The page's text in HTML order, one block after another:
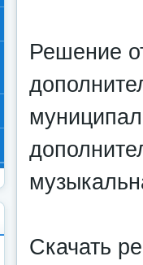
Решение
Скачать